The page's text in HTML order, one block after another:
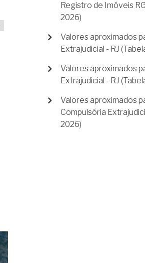
Registro de Imóveis
2026)
Valores aproximados
Extrajudicial - RJ
Valores aproximados
Extrajudicial - RJ
Valores aproximados
Compulsória
2026)